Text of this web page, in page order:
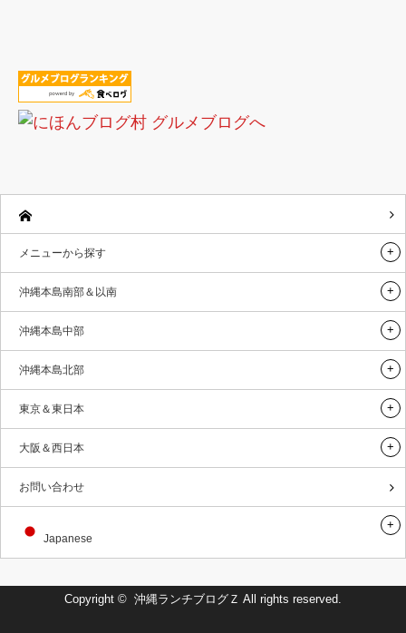
メニューから探す
沖縄本島南部＆以南
沖縄本島中部
沖縄本島北部
東京＆東日本
大阪＆西日本
お問い合わせ
Japanese
Copyright © 沖縄ランチブログＺ All rights reserved.